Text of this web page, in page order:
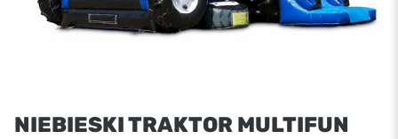
NIEBIESKI TRAKTOR MULTIFUN